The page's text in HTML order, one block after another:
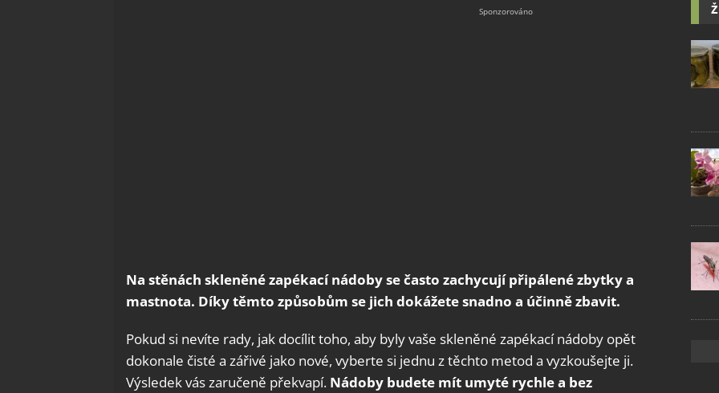
Na stěnách skleněné zapékací nádoby se často zachycují připálené zbytky a
mastnota. Díky těmto způsobům se jich dokážete snadno a účinně zbavit.
Pokud si nevíte rady, jak docílit toho, aby byly vaše skleněné zapékací nádoby opět
dokonale čisté a zářivé jako nové, vyberte si jednu z těchto metod a vyzkoušejte ji.
Výsledek vás zaručeně překvapí. Nádoby budete mít umyté rychle a bez